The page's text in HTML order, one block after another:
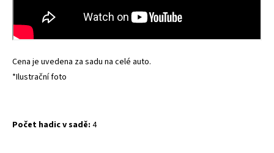
Cena je uvedena za sadu na celé auto.
*Ilustrační foto
Počet hadic v sadě: 4